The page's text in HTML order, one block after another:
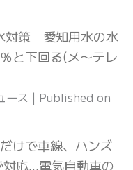
対策 愛知用水の水
と下回る(メ〜テレ
ース
Published on
けで車線、ハンズ
応…電気自動車の